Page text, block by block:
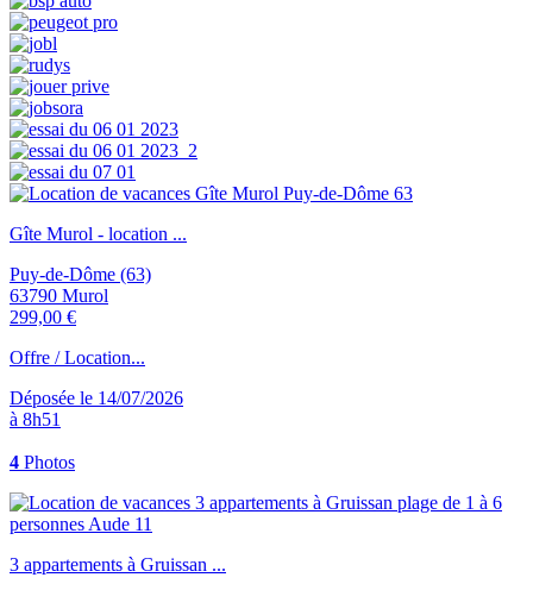
Gîte Murol - location ...
Puy-de-Dôme (63)
63790 Murol
299,00 €
Offre / Location...
Déposée le 14/07/2026
à 8h51
4 Photos
3 appartements à Gruissan ...